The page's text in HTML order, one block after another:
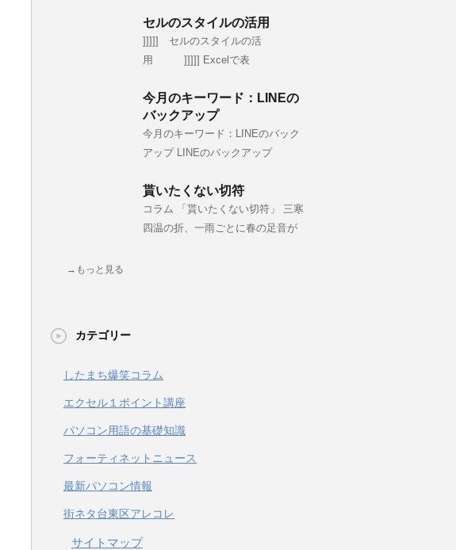
セルのスタイルの活用
]]]]] セルのスタイルの活
用 ]]]]] Excelで表
今月のキーワード：LINEの
バックアップ
今月のキーワード：LINEのバック
アップ LINEのバックアップ
貰いたくない切符
コラム 「貰いたくない切符」 三寒
四温の折、一雨ごとに春の足音が
→もっと見る
カテゴリー
したまち爆笑コラム
エクセル１ポイント講座
パソコン用語の基礎知識
フォーティネットニュース
最新パソコン情報
街ネタ台東区アレコレ
サイトマップ